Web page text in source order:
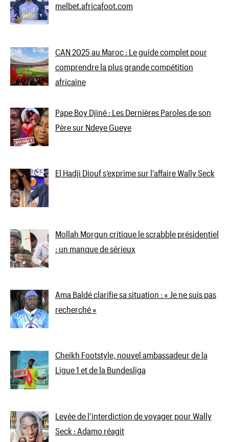
melbet.africafoot.com
CAN 2025 au Maroc : Le guide complet pour
comprendre la plus grande compétition
africaine
Pape Boy Djiné : Les Dernières Paroles de son
Père sur Ndeye Gueye
El Hadji Diouf s’exprime sur l’affaire Wally Seck
Mollah Morgun critique le scrabble présidentiel
: un manque de sérieux
Ama Baldé clarifie sa situation : « Je ne suis pas
recherché »
Cheikh Footstyle, nouvel ambassadeur de la
Ligue 1 et de la Bundesliga
Levée de l’interdiction de voyager pour Wally
Seck : Adamo réagit